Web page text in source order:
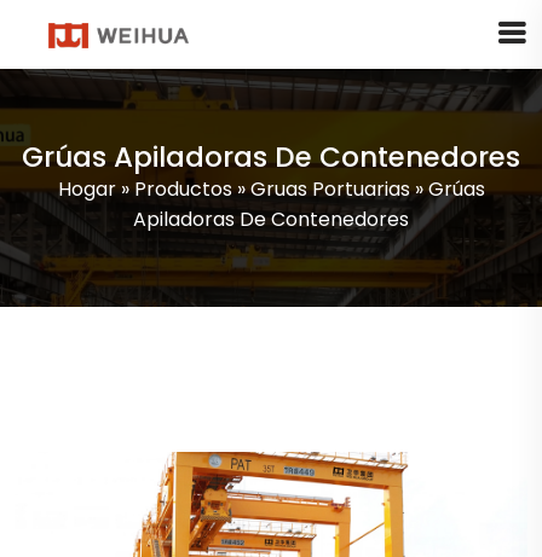
Grúas Apiladoras De Contenedores
Hogar»Productos»Gruas Portuarias»Grúas
Apiladoras De Contenedores